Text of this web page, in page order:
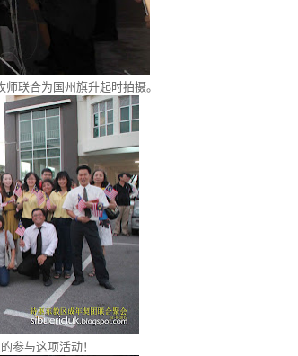
联合为国州旗升起时拍摄。
参与这项活动！